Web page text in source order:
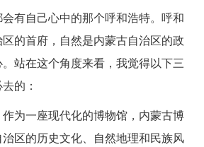
有自己心中的那个呼和浩特。呼和
的首府，自然是内蒙古自治区的政
站在这个角度来看，我觉得以下三
的：
为一座现代化的博物馆，内蒙古博
区的历史文化、自然地理和民族风